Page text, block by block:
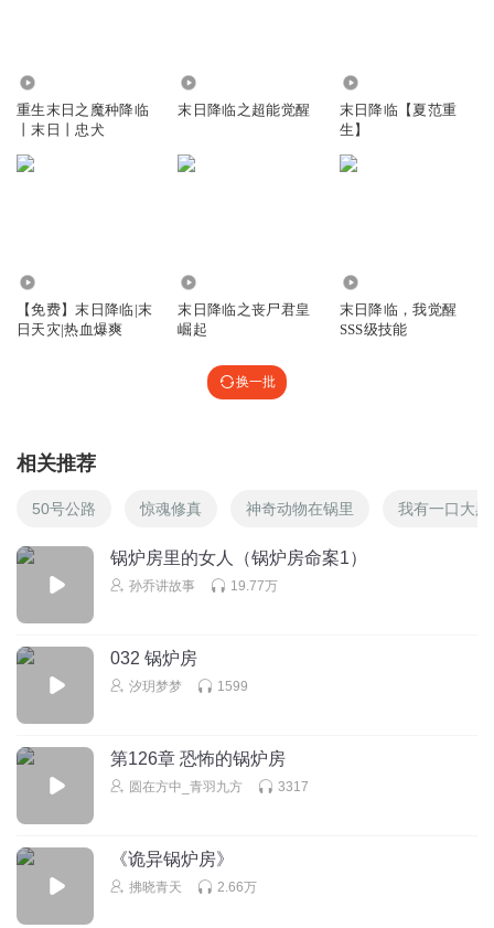
重生末日之魔种降临
丨末日丨忠犬
末日降临之超能觉醒
末日降临【夏范重
生】
【免费】末日降临|末
日天灾|热血爆爽
末日降临之丧尸君皇
崛起
末日降临，我觉醒
SSS级技能
换一批
相关推荐
50号公路 惊魂修真 神奇动物在锅里 我有一口大黑
锅炉房里的女人（锅炉房命案1）
孙乔讲故事 19.77万
032 锅炉房
汐玥梦梦 1599
第126章 恐怖的锅炉房
圆在方中_青羽九方 3317
《诡异锅炉房》
拂晓青天 2.66万